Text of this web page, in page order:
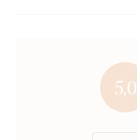
5,0